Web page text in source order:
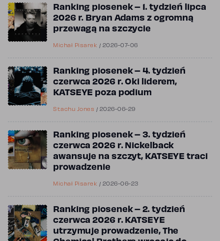
Ranking piosenek – 1. tydzień lipca
2026 r. Bryan Adams z ogromną
przewagą na szczycie
Michał Pisarek / 2026-07-06
Ranking piosenek – 4. tydzień
czerwca 2026 r. Oki liderem,
KATSEYE poza podium
Stachu Jones / 2026-06-29
Ranking piosenek – 3. tydzień
czerwca 2026 r. Nickelback
awansuje na szczyt, KATSEYE traci
prowadzenie
Michał Pisarek / 2026-06-23
Ranking piosenek – 2. tydzień
czerwca 2026 r. KATSEYE
utrzymuje prowadzenie, The